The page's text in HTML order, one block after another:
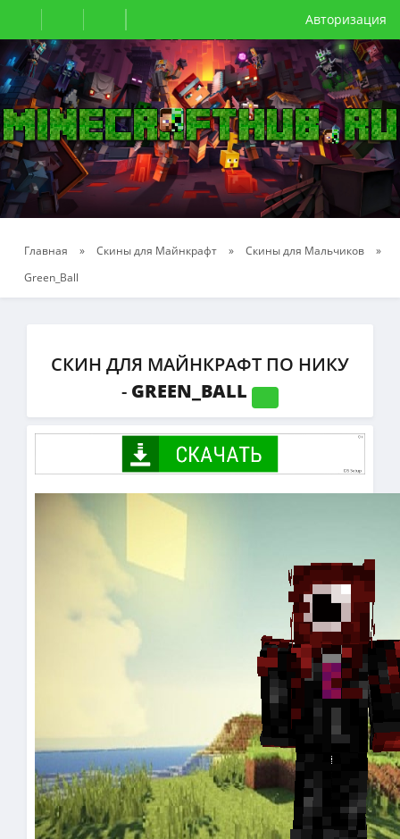
Авторизация
Главная » Скины для Майнкрафт » Скины для Мальчиков
»
Green_Ball
СКИН ДЛЯ МАЙНКРАФТ ПО НИКУ
- GREEN_BALL